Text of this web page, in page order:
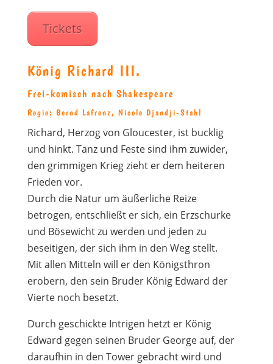
Tickets
König Richard III.
Frei-komisch nach Shakespeare
Regie: Bernd Lafrenz, Nicole Djandji-Stahl
Richard, Herzog von Gloucester, ist bucklig
und hinkt. Tanz und Feste sind ihm zuwider,
den grimmigen Krieg zieht er dem heiteren
Frieden vor.
Durch die Natur um äußerliche Reize
betrogen, entschließt er sich, ein Erzschurke
und Bösewicht zu werden und jeden zu
beseitigen, der sich ihm in den Weg stellt.
Mit allen Mitteln will er den Königsthron
erobern, den sein Bruder König Edward der
Vierte noch besetzt.
Durch geschickte Intrigen hetzt er König
Edward gegen seinen Bruder George auf, der
daraufhin in den Tower gebracht wird und